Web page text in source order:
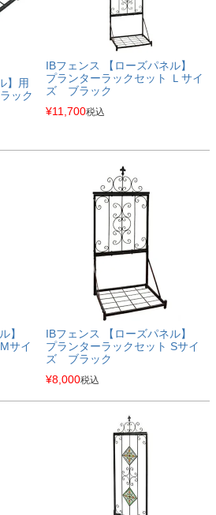
】用
ック
IBフェンス 【ローズパネル】
プランターラックセット Ｌサイ
ズ ブラック
¥11,700税込
】
サイ
IBフェンス 【ローズパネル】
プランターラックセット Sサイ
ズ ブラック
¥8,000税込